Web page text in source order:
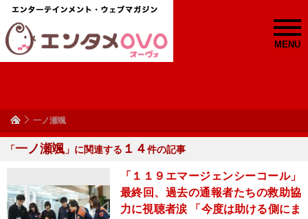
MENU
一ノ瀬颯
「一ノ瀬颯 」に関連する １４件の記事
「１１９エマージェンシーコール」
最終回、過去の通報者たちの救助協
力に視聴者涙 「今度は助ける側にま